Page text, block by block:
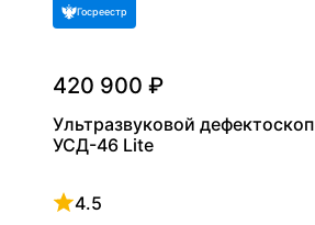
Госреестр
420 900 ₽
Ультразвуковой дефектоскоп
УСД-46 Lite
4.5
Рейтинг 4.5 из 5